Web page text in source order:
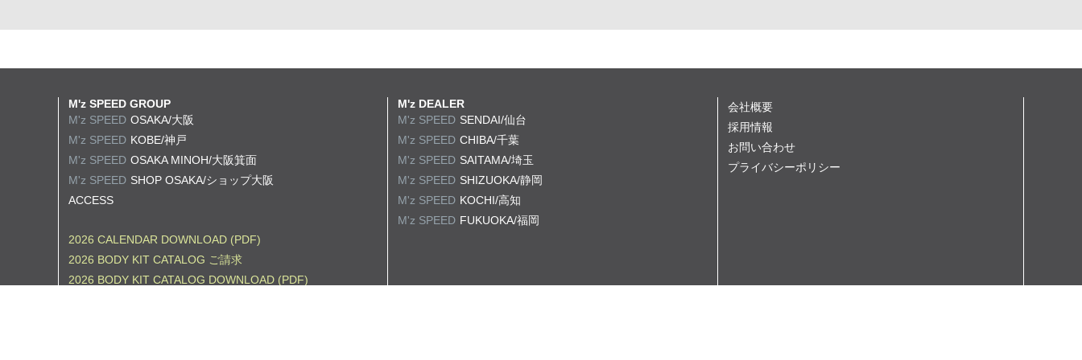
M'z SPEED GROUP
M'z SPEED OSAKA/大阪
M'z SPEED KOBE/神戸
M'z SPEED OSAKA MINOH/大阪箕面
M'z SPEED SHOP OSAKA/ショップ大阪
ACCESS
2026 CALENDAR DOWNLOAD (PDF)
2026 BODY KIT CATALOG ご請求
2026 BODY KIT CATALOG DOWNLOAD (PDF)
M'z DEALER
M'z SPEED SENDAI/仙台
M'z SPEED CHIBA/千葉
M'z SPEED SAITAMA/埼玉
M'z SPEED SHIZUOKA/静岡
M'z SPEED KOCHI/高知
M'z SPEED FUKUOKA/福岡
会社概要
採用情報
お問い合わせ
プライバシーポリシー